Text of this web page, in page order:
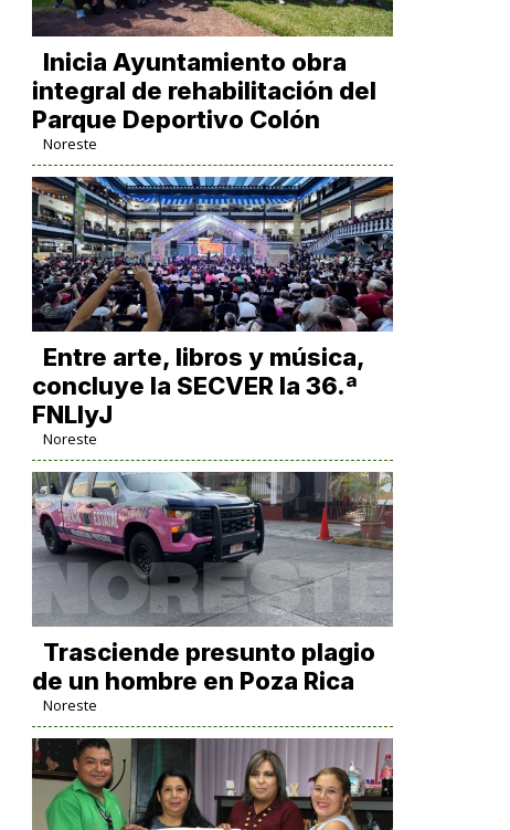
Inicia Ayuntamiento obra
integral de rehabilitación del
Parque Deportivo Colón
Noreste
Entre arte, libros y música,
concluye la SECVER la 36.ª
FNLIyJ
Noreste
Trasciende presunto plagio
de un hombre en Poza Rica
Noreste